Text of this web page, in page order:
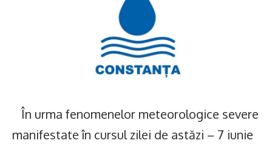
În urma fenomenelor meteorologice severe
manifestate în cursul zilei de astăzi – 7 iunie